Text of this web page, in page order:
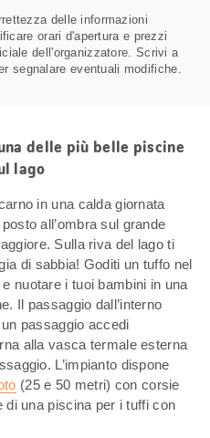
delle informazioni
orari d'apertura e prezzi
dell'organizzatore. Scrivi a
segnalare eventuali modifiche.
delle più belle piscine
lago
in una calda giornata
all’ombra sul grande
Sulla riva del lago ti
di sabbia! Goditi un tuffo nel
nuotare i tuoi bambini in una
Il passaggio dall’interno
passaggio accedi
alla vasca termale esterna
L’impianto dispone
(25 e 50 metri) con corsie
una piscina per i tuffi con